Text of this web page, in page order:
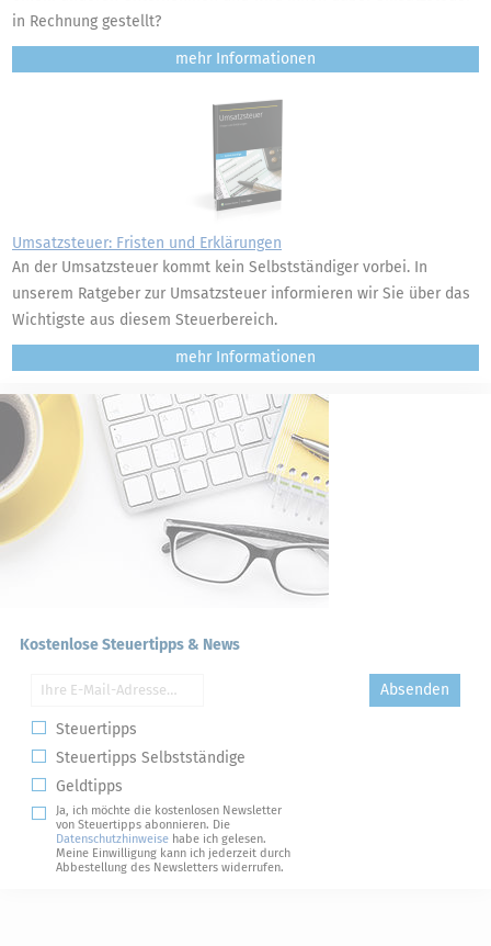
in Rechnung gestellt?
mehr
Umsatzsteuer: Fristen und Erklärungen
An der Umsatzsteuer kommt kein Selbstständiger vorbei. In
unserem Ratgeber zur Umsatzsteuer informieren wir Sie über das
Wichtigste aus diesem Steuerbereich.
mehr
Kostenlose Steuertipps & News
Absenden
Steuertipps
Steuertipps Selbstständige
Geldtipps
Ja, ich möchte die kostenlosen Newsletter
von Steuertipps abonnieren. Die
Datenschutzhinweise habe ich gelesen.
Meine Einwilligung kann ich jederzeit durch
Abbestellung des Newsletters widerrufen.